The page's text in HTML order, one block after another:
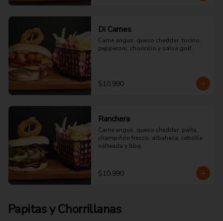
Di Carnes
Carne angus, queso cheddar, tocino,
pepperoni, choricillo y salsa golf.
$10.990
Ranchera
Carne angus, queso cheddar, palta,
champiñón fresco, albahaca, cebolla
salteada y bbq.
$10.990
Papitas y Chorrillanas